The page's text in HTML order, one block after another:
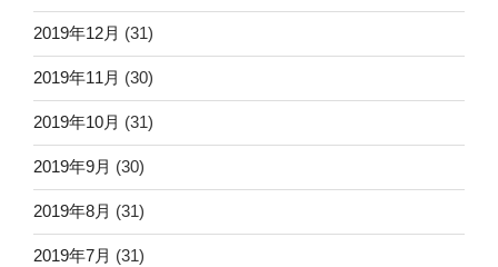
2019年12月 (31)
2019年11月 (30)
2019年10月 (31)
2019年9月 (30)
2019年8月 (31)
2019年7月 (31)